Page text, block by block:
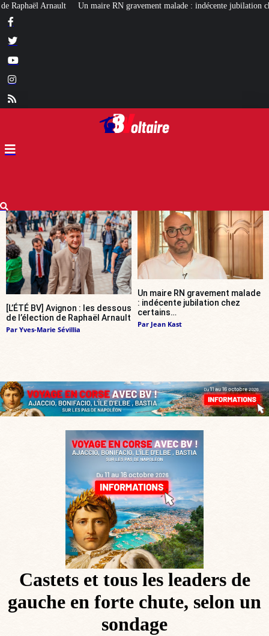
malade : indécente jubilation chez certains… Affaire Lyhanna :
[L’ÉTÉ BV] Avignon : les dessous
de l’élection de Raphaël Arnault
Par Yves-Marie Sévillia
Un maire RN gravement malade
: indécente jubilation chez
certains…
Par Jean Kast
Castets et tous les leaders de
gauche en forte chute, selon un
sondage